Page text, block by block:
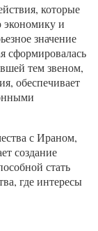
которые
экономику и
значение
сформировалась
тем звеном,
обеспечивает
с Ираном,
создание
стать
где интересы